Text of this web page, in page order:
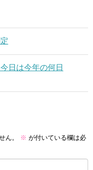
日は今年の何日
ん。 ※ が付いている欄は必